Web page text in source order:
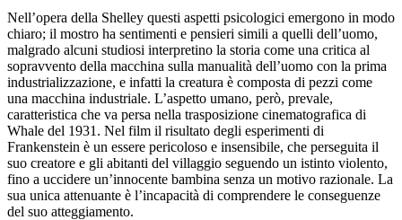
Nell’opera della Shelley questi aspetti psicologici emergono in modo
chiaro; il mostro ha sentimenti e pensieri simili a quelli dell’uomo,
malgrado alcuni studiosi interpretino la storia come una critica al
sopravvento della macchina sulla manualità dell’uomo con la prima
industrializzazione, e infatti la creatura è composta di pezzi come
una macchina industriale. L’aspetto umano, però, prevale,
caratteristica che va persa nella trasposizione cinematografica di
Whale del 1931. Nel film il risultato degli esperimenti di
Frankenstein è un essere pericoloso e insensibile, che perseguita il
suo creatore e gli abitanti del villaggio seguendo un istinto violento,
fino a uccidere un’innocente bambina senza un motivo razionale. La
sua unica attenuante è l’incapacità di comprendere le conseguenze
del suo atteggiamento.